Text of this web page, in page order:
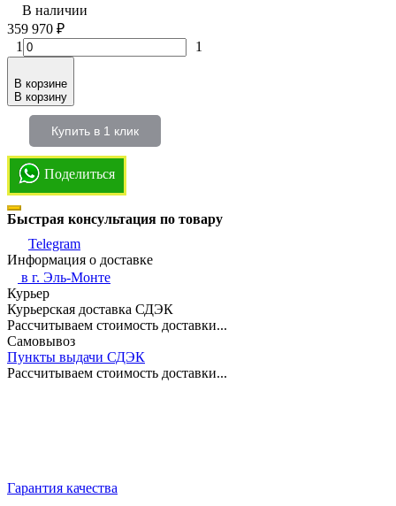
В наличии
359 970 ₽
1
1
В корзине
В корзину
Купить в 1 клик
Поделиться
Быстрая консультация по товару
Telegram
Информация о доставке
в г. Эль-Монте
Курьер
Курьерская доставка СДЭК
Рассчитываем стоимость доставки...
Самовывоз
Пункты выдачи СДЭК
Рассчитываем стоимость доставки...
Гарантия качества